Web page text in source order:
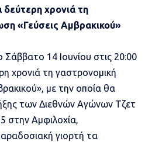
δεύτερη χρονιά τη
«Γεύσεις Αμβρακικού»
14 Ιουνίου στις 20:00
χρονιά τη γαστρονομική
με την οποία θα
των Διεθνών Αγώνων Τζετ
στην Αμφιλοχία,
γιορτή τα